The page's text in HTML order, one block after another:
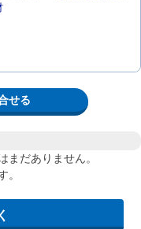
せる
まだありません。
。